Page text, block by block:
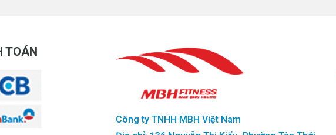
TOÁN
Công ty TNHH MBH Việt Nam